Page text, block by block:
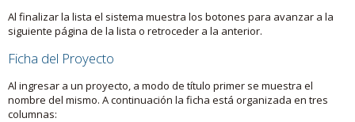
Al finalizar la lista el sistema muestra los botones para avanzar a la
siguiente página de la lista o retroceder a la anterior.
Ficha del Proyecto
Al ingresar a un proyecto, a modo de título primer se muestra el
nombre del mismo. A continuación la ficha está organizada en tres
columnas: